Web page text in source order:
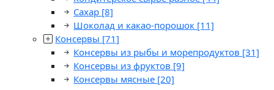
Сахар [8]
Шоколад и какао-порошок [11]
Консервы [71]
Консервы из рыбы и морепродуктов [31]
Консервы из фруктов [9]
Консервы мясные [20]